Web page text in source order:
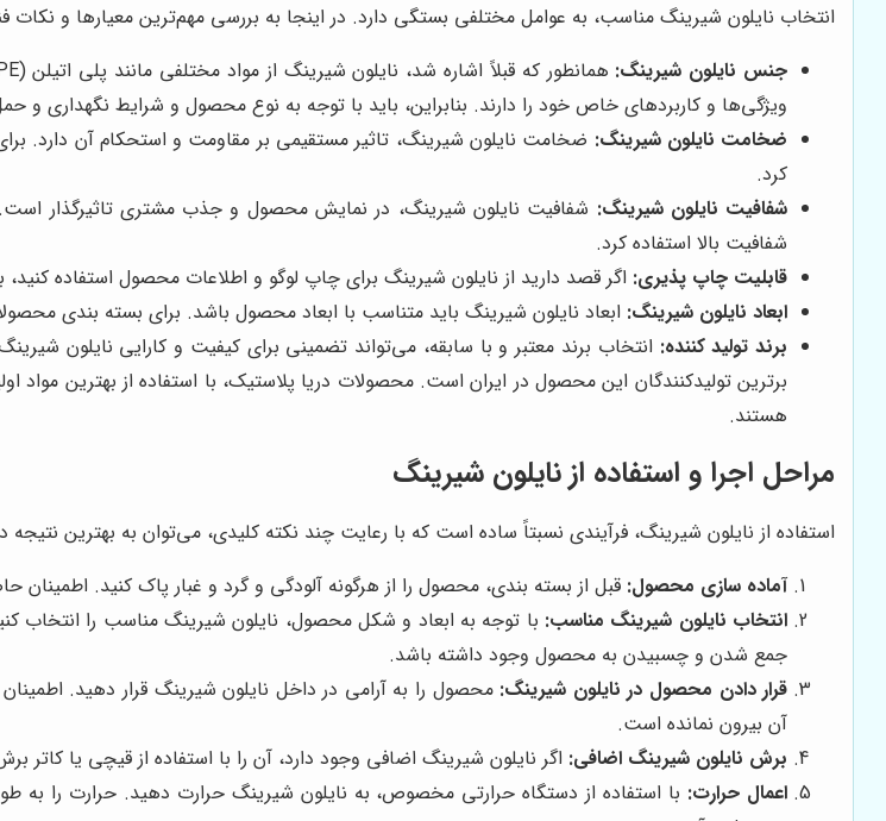
انتخاب نایلون شیرینگ مناسب، به عوامل مختلفی بستگی دارد. در اینجا به بررسی مهم‌ترین معیارها و نکات
جنس نایلون شیرینگ:
ویژگی‌ها و کاربردهای خاص خود را دارند. بنابراین، باید با توجه به نوع محصول و شرایط نگهداری
ضخامت نایلون شیرینگ: ضخامت نایلون شیرینگ، تاثیر مستقیمی بر مقاومت و استحکام آن دارد.
کرد.
شفافیت نایلون شیرینگ: شفافیت نایلون شیرینگ، در نمایش محصول و جذب مشتری تاثیرگذار است.
شفافیت بالا استفاده کرد.
قابلیت چاپ پذیری: اگر قصد دارید از نایلون شیرینگ برای چاپ لوگو و اطلاعات محصول استفاده کنید،
ابعاد نایلون شیرینگ: ابعاد نایلون شیرینگ باید متناسب با ابعاد محصول باشد. برای بسته بندی
برند تولید کننده: انتخاب برند معتبر و با سابقه، می‌تواند تضمینی برای کیفیت و کارایی نایلون
برترین تولیدکنندگان این محصول در ایران است. محصولات دریا پلاستیک، با استفاده از بهترین مواد
هستند.
مراحل اجرا و استفاده از نایلون شیرینگ
استفاده از نایلون شیرینگ، فرآیندی نسبتاً ساده است که با رعایت چند نکته کلیدی، می‌توان به بهترین
آماده سازی محصول: قبل از بسته بندی، محصول را از هرگونه آلودگی و گرد و غبار پاک کنید.
انتخاب نایلون شیرینگ مناسب: با توجه به ابعاد و شکل محصول، نایلون شیرینگ مناسب را انتخاب
جمع شدن و چسبیدن به محصول وجود داشته باشد.
قرار دادن محصول در نایلون شیرینگ: محصول را به آرامی در داخل نایلون شیرینگ قرار دهید.
آن بیرون نمانده است.
برش نایلون شیرینگ اضافی: اگر نایلون شیرینگ اضافی وجود دارد، آن را با استفاده از قیچی یا کاتر
اعمال حرارت: با استفاده از دستگاه حرارتی مخصوص، به نایلون شیرینگ حرارت دهید. حرارت را